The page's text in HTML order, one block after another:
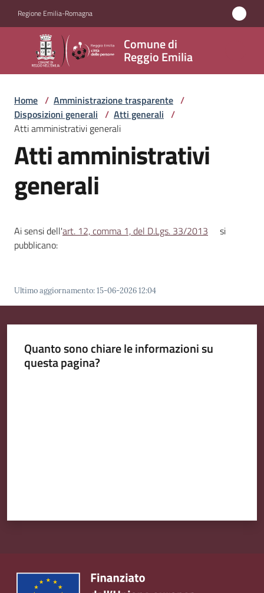
Regione Emilia-Romagna
Comune di
Reggio Emilia
Comune
di
Reggio
Amministrazione
Menu selezionato
Vivere
Reggio
Tutti
argomenti
E
Home / Amministrazione trasparente /
Disposizioni generali / Atti generali /
Atti amministrativi generali
Atti amministrativi
generali
Ai sensi dell'art. 12, comma 1, del D.Lgs. 33/2013
si
pubblicano:
Ultimo aggiornamento:15-06-2026 12:04
Quanto sono chiare le informazioni su
questa pagina?